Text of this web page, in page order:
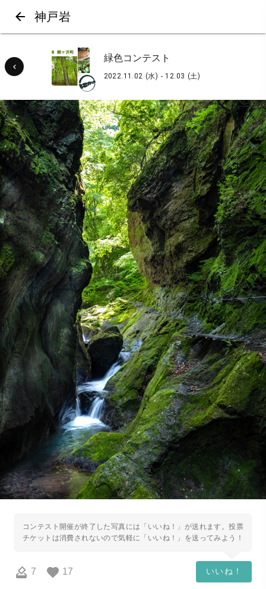
神戸岩
緑色コンテスト
2022.11.02 (水) - 12.03 (土)
コンテスト開催が終了した写真には「いいね！」が送れます。投票
チケットは消費されないので気軽に「いいね！」を送ってみよう！
7 17 いいね！